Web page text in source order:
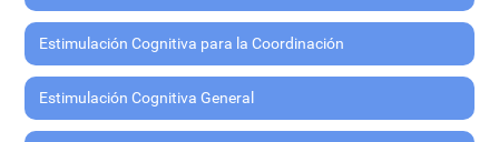
Estimulación Cognitiva para la Coordinación
Estimulación Cognitiva General